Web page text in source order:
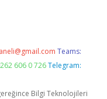
Teams:
606 0 726 Telegram:
Bilgi Teknolojileri